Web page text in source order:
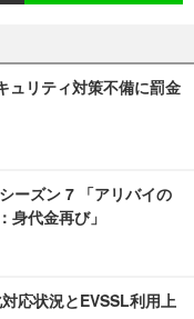
ュリティ対策不備に罰金
ーズン 7 「アリバイの
身代金再び」
応状況とEVSSL利用上